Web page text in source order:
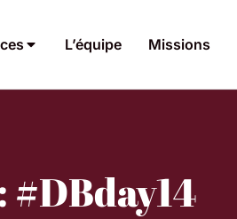
L’équipe Missions
#DBday14